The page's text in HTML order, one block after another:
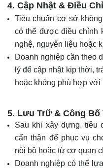
4. Cập Nhật & Điều
Tiêu chuẩn cơ sở
có thể được điều chỉnh
nghệ, nguyên liệu hoặc
Doanh nghiệp cần theo
lý để cập nhật kịp thời,
hoặc không phù hợp với
5. Lưu Trữ & Công
Sau khi xây dựng,
cẩn thận để phục vụ
nội bộ hoặc từ cơ quan
Doanh nghiệp có thể